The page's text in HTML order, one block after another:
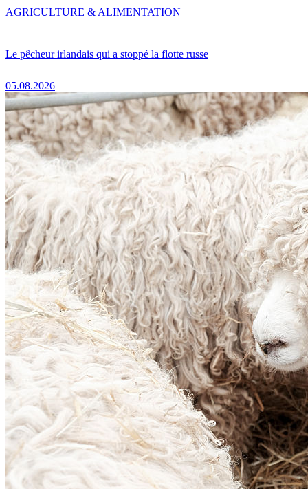
Le pêcheur irlandais qui a stoppé la flotte russe
05.08.2026
AGRICULTURE & ALIMENTATION